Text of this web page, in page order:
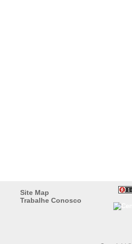
Site Map
Trabalhe Conosco